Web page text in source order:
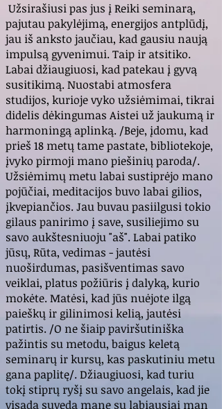
Užsirašiusi pas jus į Reiki seminarą,
pajutau pakylėjimą, energijos antplūdį,
jau iš anksto jaučiau, kad gausiu naują
impulsą gyvenimui. Taip ir atsitiko.
Labai džiaugiuosi, kad patekau į gyvą
susitikimą. Nuostabi atmosfera
studijos, kurioje vyko užsiėmimai, tikrai
didelis dėkingumas Aistei už jaukumą ir
harmoningą aplinką. /Beje, įdomu, kad
prieš 18 metų tame pastate, bibliotekoje,
įvyko pirmoji mano piešinių paroda/.
Užsiėmimų metu labai sustiprėjo mano
pojūčiai, meditacijos buvo labai gilios,
įkvepiančios. Jau buvau pasiilgusi tokio
gilaus panirimo į save, susiliejimo su
savo aukštesniuoju "aš". Labai patiko
jūsų, Rūta, vedimas - jautėsi
nuoširdumas, pasišventimas savo
veiklai, platus požiūris į dalyką, kurio
mokėte. Matėsi, kad jūs nuėjote ilgą
paieškų ir gilinimosi kelią, jautėsi
patirtis. /O ne šiaip paviršutiniška
pažintis su metodu, baigus keletą
seminarų ir kursų, kas paskutiniu metu
gana paplitę/. Džiaugiuosi, kad turiu
tokį stiprų ryšį su savo angelais, kad jie
visada suveda mane su labiausiai man